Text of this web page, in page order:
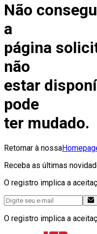
Não
a
página
não
estar
pode
ter mudado.
Retornar à nossa
Receba as últimas
O registro implica a
O registro implica a